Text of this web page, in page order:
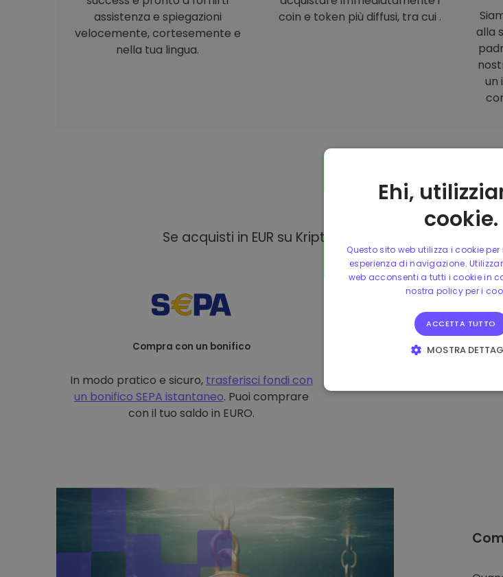
assistenza e spiegazioni
velocemente, cortesemente e
nella tua lingua.
coin e token più diffusi, tra cui .
alla
un
Modalità di
Se acquisti in EUR su Kriptomat, hai a tua
Compra con un bonifico
In modo pratico e sicuro, trasferisci fondi con
un bonifico SEPA istantaneo. Puoi comprare
con il tuo saldo in EURO.
Ehi,
cookie.
Questo sito web utilizza i cookie
esperienza di navigazione.
web acconsenti a tutti i cookie in
nostra policy per i
ACCETTA TUTTO
MOSTRA